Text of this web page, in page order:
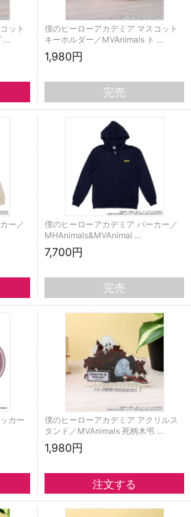
ット
…
僕のヒーローアカデミア マスコット
キーホルダー／MVAnimals ト …
1,980円
完売
ー／
僕のヒーローアカデミア パーカー／
MHAnimals&MVAnimal …
7,700円
完売
カー
僕のヒーローアカデミア アクリルス
タンド／MVAnimals 死柄木弔 …
1,980円